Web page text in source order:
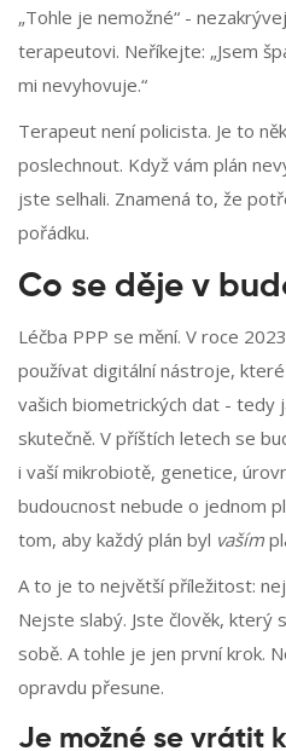
„Tohle je nemožné“ -
terapeutovi. Neříkejte: „Jsem
mi nevyhovuje.“
Terapeut není policista. Je to
poslechnout. Když vám plán
jste selhali. Znamená to, že
pořádku.
Co se děje v
Léčba PPP se mění. V roce
používat digitální nástroje,
vašich biometrických dat - tedy
skutečně. V příštích letech se
i vaší mikrobiotě, genetice,
budoucnost nebude o jednom
tom, aby každý plán byl vaším
A to je to největší příležitost:
Nejste slabý. Jste člověk, který
sobě. A tohle je jen první krok.
opravdu přesune.
Je možné se vrátit